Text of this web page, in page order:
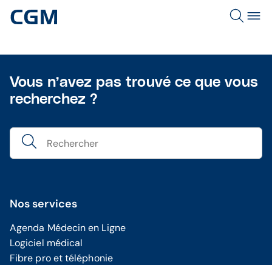
Vous n’avez pas trouvé ce que vous
recherchez ?
Nos services
Agenda Médecin en Ligne
Logiciel médical
Fibre pro et téléphonie